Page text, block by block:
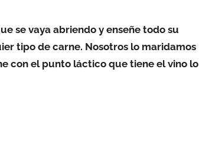
se vaya abriendo y enseñe todo su
tipo de carne. Nosotros lo maridamos
con el punto láctico que tiene el vino lo